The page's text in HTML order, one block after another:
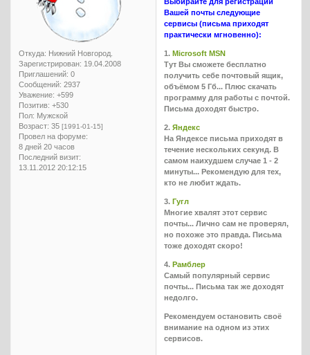
Откуда: Нижний Новгород.
Зарегистрирован: 19.04.2008
Приглашений: 0
Сообщений: 2937
Уважение: +599
Позитив: +530
Пол: Мужской
Возраст: 35 [1991-01-15]
Провел на форуме:
8 дней 20 часов
Последний визит:
13.11.2012 20:12:15
Вашей почты следующие
сервисы (письма приходят
практически мгновенно):
1.Microsoft MSN
Тут Вы сможете бесплатно
получить себе почтовый ящик,
объёмом 5 Гб... Плюс скачать
программу для работы с почтой.
Письма доходят быстро.
2.Яндекс
На Яндексе письма приходят в
течение нескольких секунд. В
самом наихудшем случае 1 - 2
минуты... Рекомендую для тех,
кто не любит ждать.
3.Гугл
Многие хвалят этот сервис
почты... Лично сам не проверял,
но похоже это правда. Письма
тоже доходят скоро!
4.Рамблер
Самый популярный сервис
почты... Письма так же доходят
недолго.
Рекомендуем остановить своё
внимание на одном из этих
сервисов.